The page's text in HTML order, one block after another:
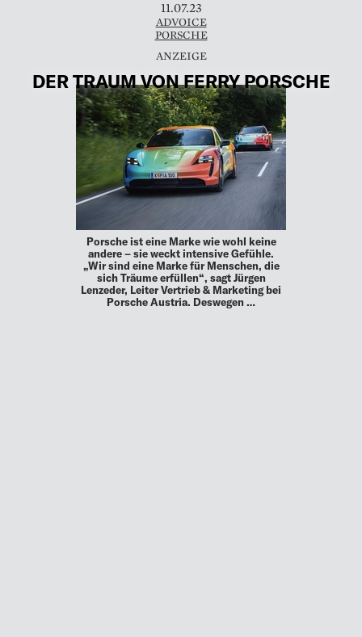
11.07.23
ADVOICE
PORSCHE
DER TRAUM VON FERRY PORSCHE
Porsche ist eine Marke wie wohl keine
andere – sie weckt intensive Gefühle.
„Wir sind eine Marke für Menschen, die
sich Träume erfüllen“, sagt Jürgen
Lenzeder, Leiter Vertrieb & Marketing bei
Porsche Austria. Deswegen …